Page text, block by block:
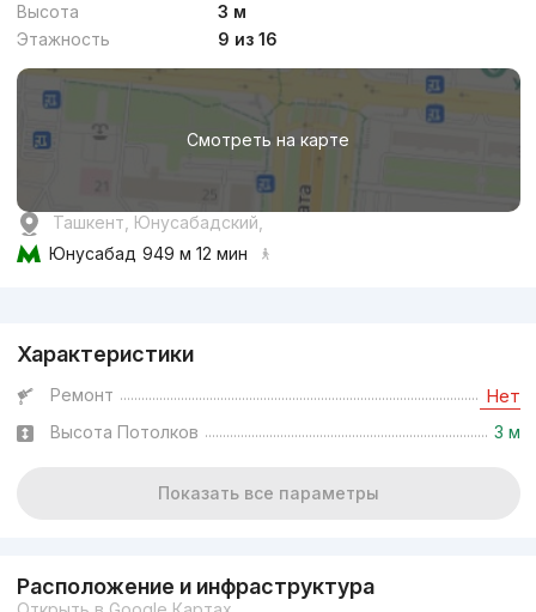
Высота
3 м
Этажность
9 из 16
Смотреть на карте
Ташкент, Юнусабадский,
Юнусабад 949 м 12 мин
Характеристики
Ремонт Нет
Высота Потолков 3 м
Показать все параметры
Расположение и инфраструктура